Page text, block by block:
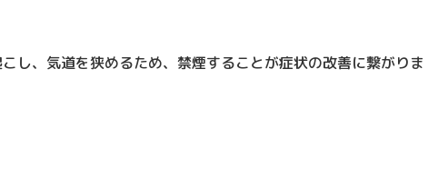
し、気道を狭めるため、禁煙することが症状の改善に繋がりま